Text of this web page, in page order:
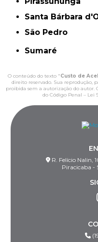
Santa Bárbara
São Pedro
Sumaré
O conteúdo do texto "Custo de
direito reservado. Sua reprodução,
proibida sem a autorização do autor.
do Código Penal – Lei
R. Felício Nalin,
Piracicaba -